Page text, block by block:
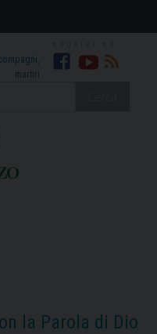
martiri
Facebook
Youtube
RSS
la Parola di Dio